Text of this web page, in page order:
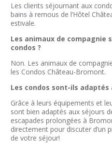
Les clients séjournant aux
bains à remous de l’Hôtel
estivale.
Les animaux de compagnie
condos ?
Non. Les animaux de
les Condos Château-Bromont.
Les condos sont-ils adaptés
Grâce à leurs équipements et
sont bien adaptés aux séjours
escapades prolongées à
directement pour discuter d’un
de votre séjour!